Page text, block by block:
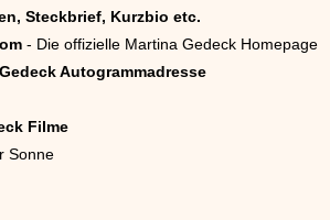
Steckbrief, Kurzbio etc.
- Die offizielle Martina Gedeck Homepage
Autogrammadresse
Filme
Sonne